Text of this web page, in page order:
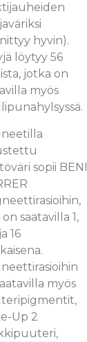
hyvin).
löytyy 56
jotka on
myös
sopii BENI
on saatavilla 1,
16
myös
Up 2